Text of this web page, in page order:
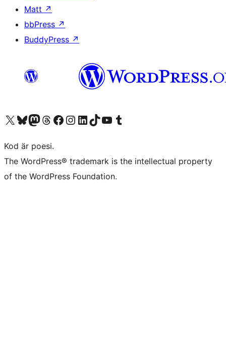
Matt ↗
bbPress ↗
BuddyPress ↗
Besök vår X-konto (f.d. Twitter)
Besök vårt Bluesky-konto
Besök vårt Mastodon-konto
Besök vårt Thread-konto
Besök vår Facebook-sidaBesök vårt Instagram-konto
Besök vårt LinkedIn-konto
Besök vårt TikTok-konto
Besök vår YouTube-kanalBesök vårt Tumblr-konto
Kod är poesi.
The WordPress® trademark is the intellectual property
of the WordPress Foundation.